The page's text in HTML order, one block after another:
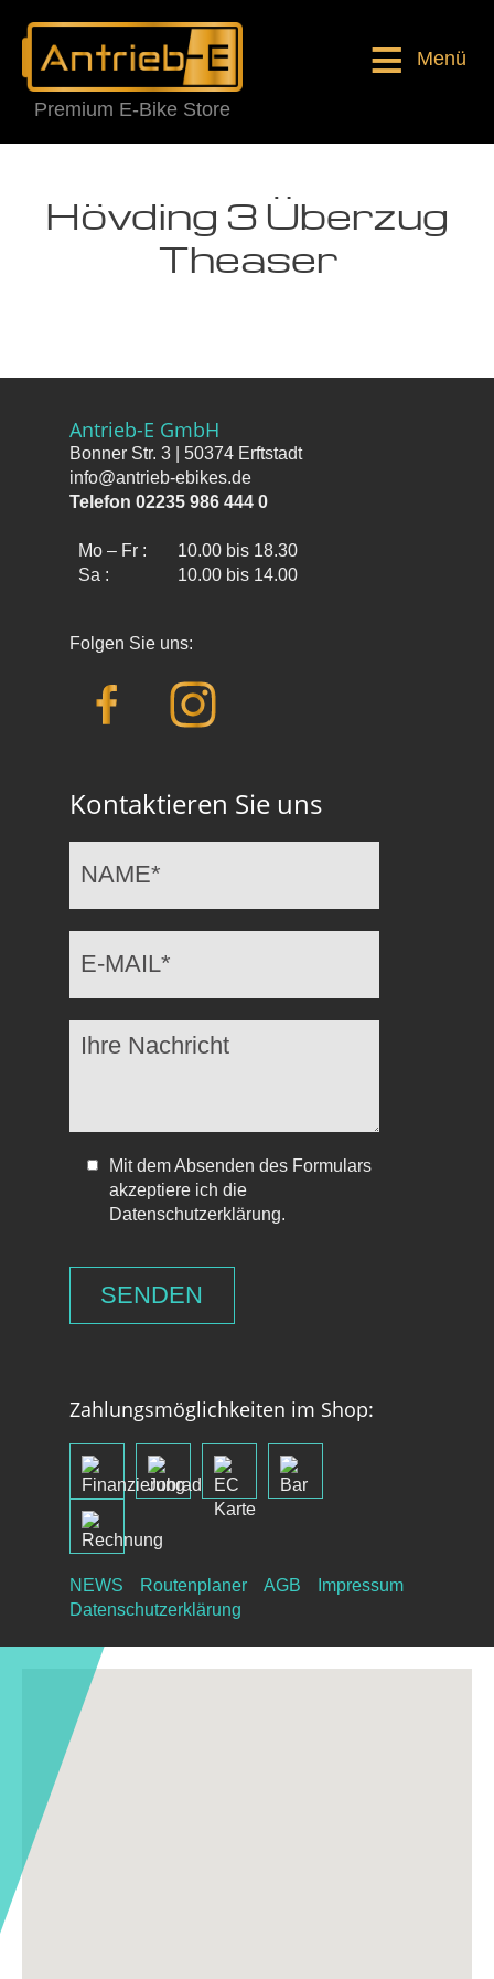
Premium E-Bike Store
Menü
Hövding 3 Überzug
Theaser
Antrieb-E GmbH
Bonner Str. 3 | 50374 Erftstadt
info@antrieb-ebikes.de
Telefon 02235 986 444 0
Mo – Fr :
Sa :
10.00 bis 18.30
10.00 bis 14.00
Folgen Sie uns:
Kontaktieren Sie uns
Mit dem Absenden des Formulars
akzeptiere ich die
Datenschutzerklärung.
Zahlungsmöglichkeiten im Shop:
NEWS Routenplaner AGB
Impressum
Datenschutzerklärung